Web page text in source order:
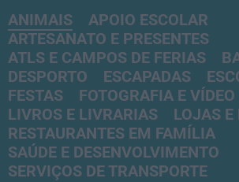
ANIMAIS
APOIO ESCOLAR
ARTESANATO E PRESENTES
ATLS E CAMPOS DE FERIAS
DESPORTO
ESCAPADAS
FESTAS
FOTOGRAFIA E VÍDEO
LIVROS E LIVRARIAS
LOJAS E
RESTAURANTES EM FAMÍLIA
SAÚDE E DESENVOLVIMENTO
SERVIÇOS DE TRANSPORTE